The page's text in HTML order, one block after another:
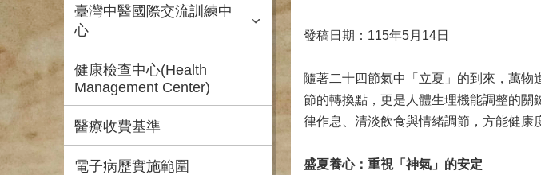
臺灣中醫國際交流訓練中
心
健康檢查中心(Health
Management Center)
醫療收費基準
電子病歷實施範圍
發稿日期：115年5月14日
隨著二十四節氣中「立夏」的到來，萬
節的轉換點，更是人體生理機能調整的關
律作息、清淡飲食與情緒調節，方能健康
盛夏養心：重視「神氣」的安定